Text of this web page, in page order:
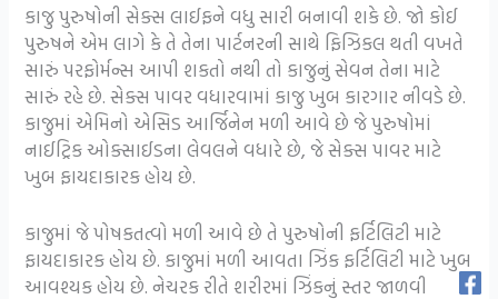
કાજુ પુરુષોની સેક્સ લાઈફને વધુ સારી બનાવી શકે છે. જો કોઈ
પુરુષને એમ લાગે કે તે તેના પાર્ટનરની સાથે ફિઝિકલ થતી વખતે
સારું પરફોર્મન્સ આપી શકતો નથી તો કાજુનું સેવન તેના માટે
સારું રહે છે. સેક્સ પાવર વધારવામાં કાજુ ખુબ કારગાર નીવડે છે.
કાજુમાં એમિનો એસિડ આર્જિનેન મળી આવે છે જે પુરુષોમાં
નાઈટ્રિક ઓક્સાઈડના લેવલને વધારે છે, જે સેક્સ પાવર માટે
ખુબ ફાયદાકારક હોય છે.
કાજુમાં જે પોષકતત્વો મળી આવે છે તે પુરુષોની ફર્ટિલિટી માટે
ફાયદાકારક હોય છે. કાજુમાં મળી આવતા ઝિંક ફર્ટિલિટી માટે ખુબ
આવશ્યક હોય છે. નેચરક રીતે શરીરમાં ઝિંકનું સ્તર જાળવી